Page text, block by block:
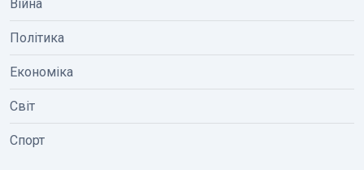
Війна
Політика
Економіка
Світ
Спорт